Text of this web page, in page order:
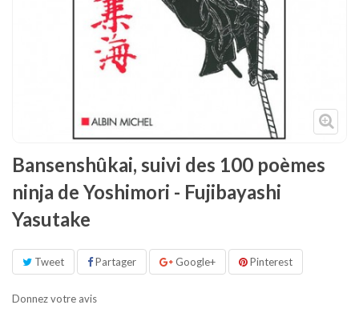
Décoration
Bansenshûkai, suivi des 100 poèmes
ninja de Yoshimori - Fujibayashi
Yasutake
Tweet Partager Google+ Pinterest
Donnez votre avis